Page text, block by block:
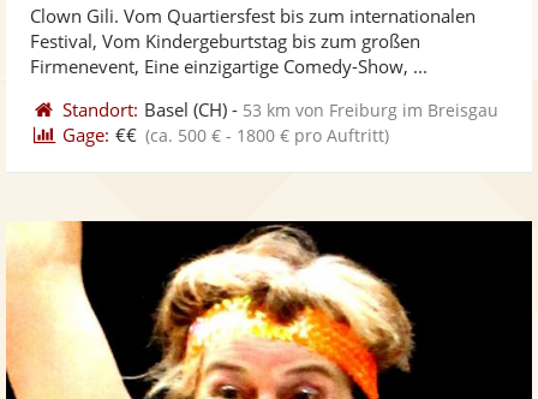
5
Clown Gili. Vom Quartiersfest bis zum internationalen
Festival, Vom Kindergeburtstag bis zum großen
Firmenevent, Eine einzigartige Comedy-Show, ...
Standort: Basel (CH) - 53 km von Freiburg im Breisgau
Gage: €€ (ca. 500 € - 1800 € pro Auftritt)